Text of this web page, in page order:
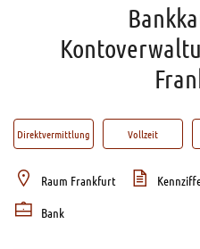
Direktvermittlung Vollzeit
Raum Frankfurt
Bank